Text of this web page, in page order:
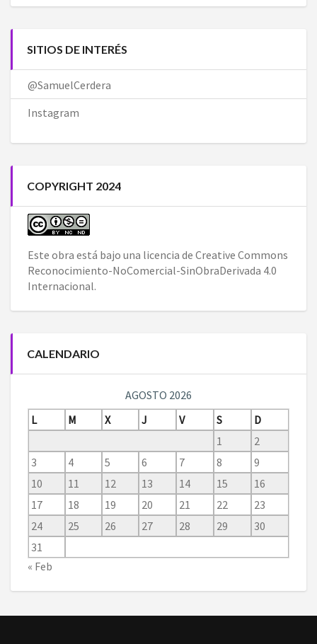
SITIOS DE INTERÉS
@SamuelCerdera
Instagram
COPYRIGHT 2024
Este obra está bajo una licencia de Creative Commons
Reconocimiento-NoComercial-SinObraDerivada 4.0
Internacional.
CALENDARIO
AGOSTO 2026
L
M X J V S
D
1
2
3
4 5 6 7 8
9
10
11 12 13 14 15
16
17
18 19 20 21 22
23
24
25 26 27 28 29
30
31
« Feb